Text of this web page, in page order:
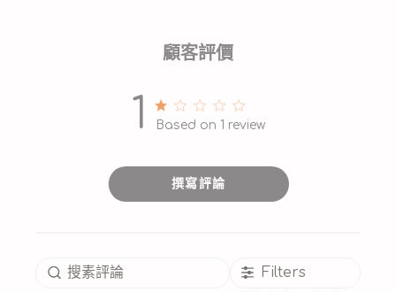
顧客評價
1 1 out of 5 stars 1 total reviews
Based on 1 review
撰寫評論
Filters